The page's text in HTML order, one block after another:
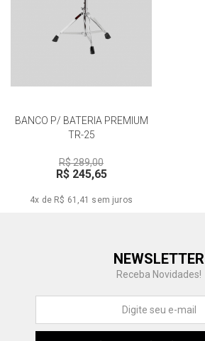
BANCO P/ BATERIA PREMIUM
TR-25
R$ 289,00
R$ 245,65
4x de R$ 61,41 sem juros
NEWSLETTER
Receba Novidades!
Fu Fujisom